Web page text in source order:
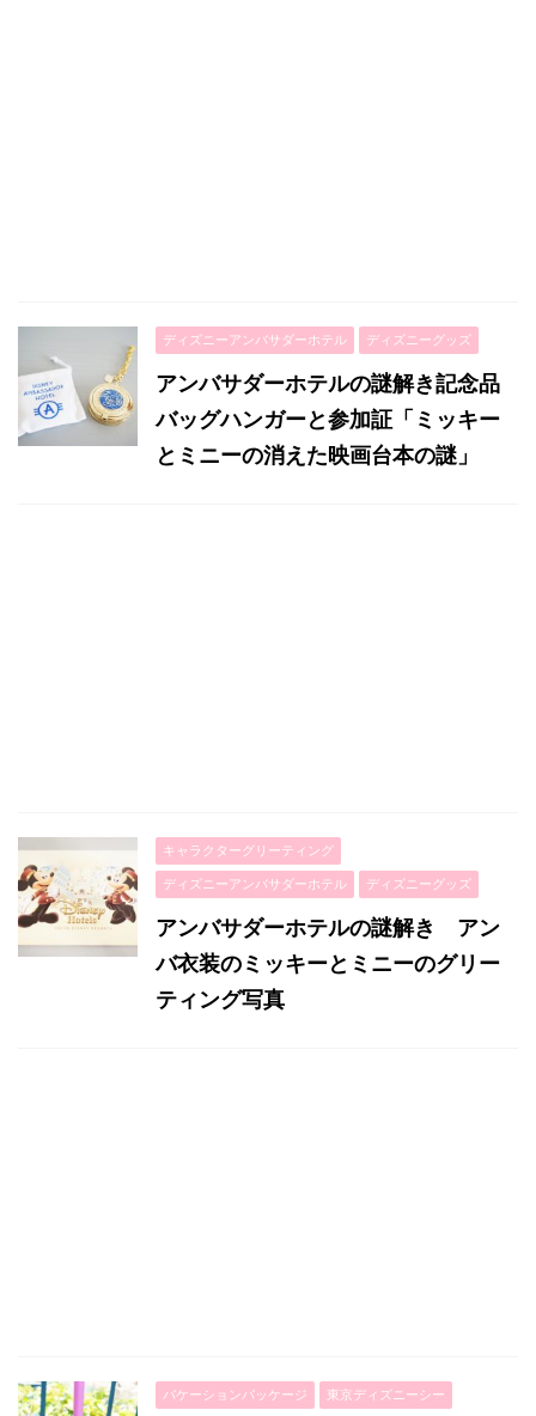
ディズニーアンバサダーホテル ディズニーグッズ
アンバサダーホテルの謎解き記念品
バッグハンガーと参加証「ミッキー
とミニーの消えた映画台本の謎」
キャラクターグリーティング
ディズニーアンバサダーホテル
ディズニーグッズ
アンバサダーホテルの謎解き アン
バ衣装のミッキーとミニーのグリー
ティング写真
バケーションパッケージ 東京ディズニーシー